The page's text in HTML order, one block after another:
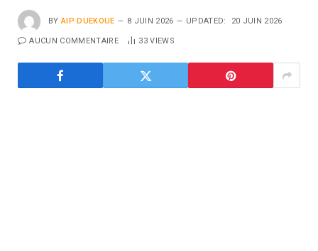
BY AIP DUEKOUE 8 JUIN 2026 UPDATED: 20 JUIN 2026
AUCUN COMMENTAIRE 33VIEWS